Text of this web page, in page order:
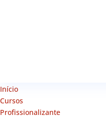
Início
Cursos
Profissionalizante